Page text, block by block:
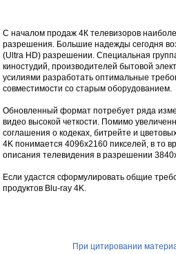
С началом продаж 4К телевизоров
разрешения. Большие надежды сегодня
(Ultra HD) разрешении. Специальная
киностудий, производителей бытовой
усилиями разработать оптимальные
совместимости со старым оборудованием.
Обновленный формат потребует ряда
видео высокой четкости. Помимо
соглашения о кодеках, битрейте и
4K понимается 4096x2160 пикселей, в то
описания телевидения в разрешении
Если удастся сформулировать общие
продуктов Blu-ray 4K.
При цитировании